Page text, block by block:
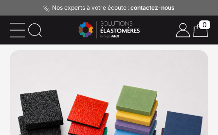
Nos experts à votre écoute :contactez-nous
0